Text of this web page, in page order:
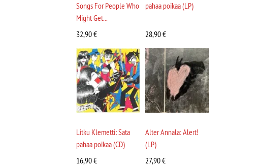
Songs For People Who
Might Get...
32,90€
pahaa poikaa (LP)
28,90€
Litku Klemetti: Sata
pahaa poikaa (CD)
16,90€
Alter Annala: Alert!
(LP)
27,90€